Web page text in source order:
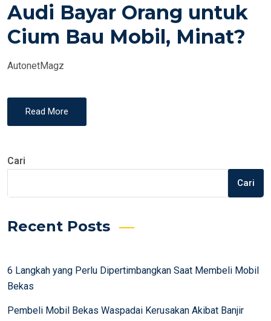
D
Audi Bayar Orang untuk
Cium Bau Mobil, Minat?
AutonetMagz
Read More
Cari
Cari
Recent Posts
6 Langkah yang Perlu Dipertimbangkan Saat Membeli Mobil
Bekas
Pembeli Mobil Bekas Waspadai Kerusakan Akibat Banjir